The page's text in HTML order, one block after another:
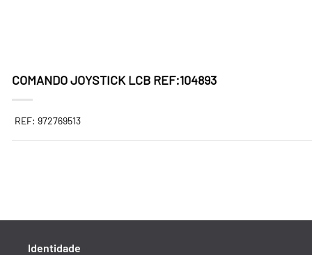
COMANDO JOYSTICK LCB REF:104893
REF: 972769513
Identidade